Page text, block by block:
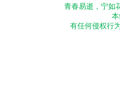
青春易逝，宁如
有任何侵权行